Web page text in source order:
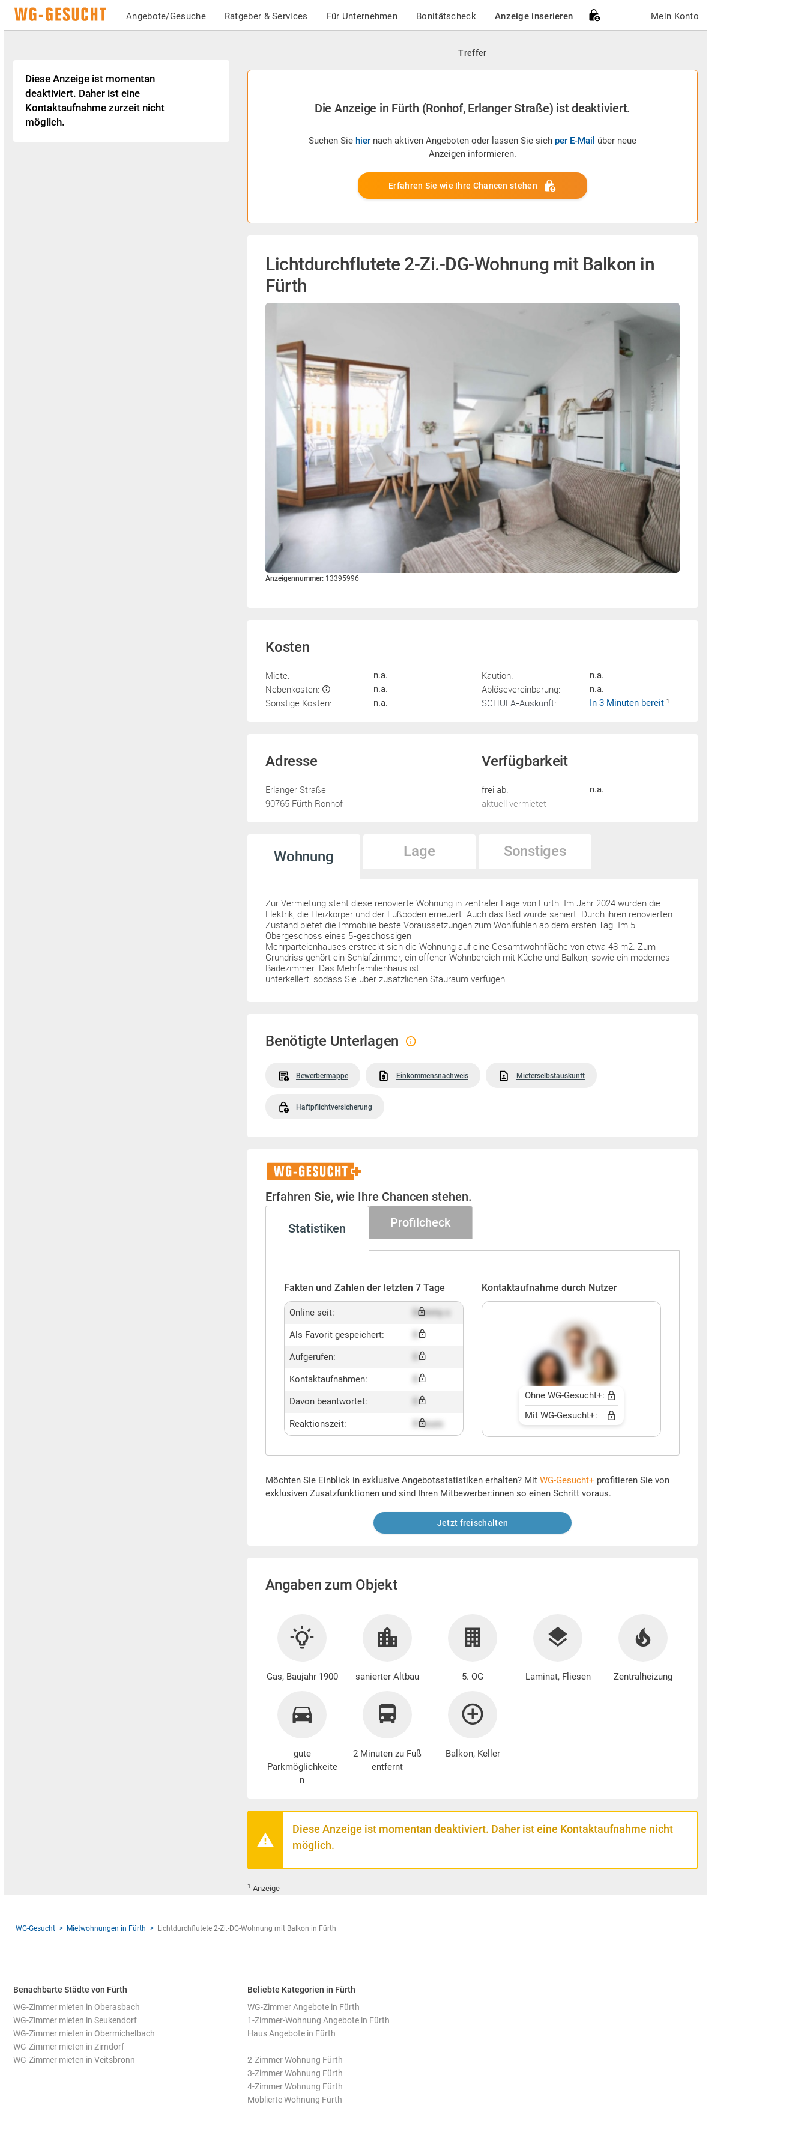
Angebote/Gesuche Ratgeber & Services Für Unternehmen Bonitätscheck Anzeige inserieren Mein Konto
Treffer
Die Anzeige in Fürth (Ronhof, Erlanger Straße) ist deaktiviert.
Suchen Sie hier nach aktiven Angeboten oder lassen Sie sich per E-Mail über neue
Anzeigen informieren.
Erfahren Sie wie Ihre Chancen stehen
Lichtdurchflutete 2-Zi.-DG-Wohnung mit Balkon in
Fürth
Anzeigennummer: 13395996
Kosten
Miete: n.a.
Nebenkosten: n.a.
Sonstige Kosten: n.a.
Kaution: n.a.
Ablösevereinbarung: n.a.
SCHUFA-Auskunft: In 3 Minuten bereit 1
Adresse
Erlanger Straße
90765 Fürth Ronhof
Verfügbarkeit
frei ab: n.a.
aktuell vermietet
Wohnung Lage Sonstiges
Zur Vermietung steht diese renovierte Wohnung in zentraler Lage von Fürth. Im Jahr 2024 wurden die
Elektrik, die Heizkörper und der Fußboden erneuert. Auch das Bad wurde saniert. Durch ihren renovierten
Zustand bietet die Immobilie beste Voraussetzungen zum Wohlfühlen ab dem ersten Tag. Im 5.
Obergeschoss eines 5-geschossigen
Mehrparteienhauses erstreckt sich die Wohnung auf eine Gesamtwohnfläche von etwa 48 m2. Zum
Grundriss gehört ein Schlafzimmer, ein offener Wohnbereich mit Küche und Balkon, sowie ein modernes
Badezimmer. Das Mehrfamilienhaus ist
unterkellert, sodass Sie über zusätzlichen Stauraum verfügen.
Benötigte Unterlagen
Bewerbermappe Einkommensnachweis Mieterselbstauskunft
Haftpflichtversicherung
WG-
Gesucht+
Erfahren Sie, wie Ihre Chancen stehen.
Statistiken Profilcheck
Fakten und Zahlen der letzten 7 Tage
Online seit: Dummy x
Als Favorit gespeichert:
Aufgerufen:
Kontaktaufnahmen:
Davon beantwortet:
Reaktionszeit: X hours
Kontaktaufnahme durch Nutzer
Ohne WG-Gesucht+:
Mit WG-Gesucht+:
Möchten Sie Einblick in exklusive Angebotsstatistiken erhalten? Mit WG-Gesucht+ profitieren Sie von
exklusiven Zusatzfunktionen und sind Ihren Mitbewerber:innen so einen Schritt voraus.
Jetzt freischalten
Angaben zum Objekt
Gas, Baujahr 1900 sanierter Altbau 5. OG Laminat, Fliesen Zentralheizung
gute
Parkmöglichkeite
n
2 Minuten zu Fuß
entfernt
Balkon, Keller
Diese Anzeige ist momentan deaktiviert. Daher ist eine Kontaktaufnahme nicht
möglich.
1 Anzeige
Diese Anzeige ist momentan
deaktiviert. Daher ist eine
Kontaktaufnahme zurzeit nicht
möglich.
WG-Gesucht Mietwohnungen in Fürth Lichtdurchflutete 2-Zi.-DG-Wohnung mit Balkon in Fürth
Benachbarte Städte von Fürth
WG-Zimmer mieten in Oberasbach
WG-Zimmer mieten in Seukendorf
WG-Zimmer mieten in Obermichelbach
WG-Zimmer mieten in Zirndorf
WG-Zimmer mieten in Veitsbronn
Beliebte Kategorien in Fürth
WG-Zimmer Angebote in Fürth
1-Zimmer-Wohnung Angebote in Fürth
Haus Angebote in Fürth
2-Zimmer Wohnung Fürth
3-Zimmer Wohnung Fürth
4-Zimmer Wohnung Fürth
Möblierte Wohnung Fürth